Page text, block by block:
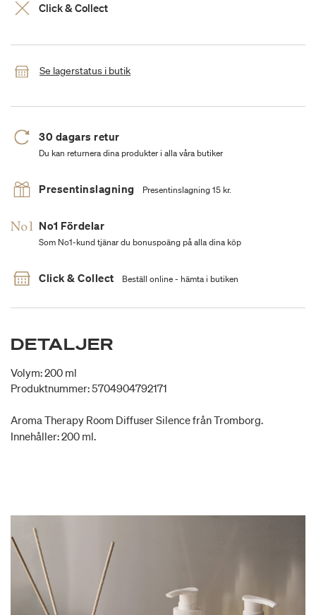
Click & Collect
Se lagerstatus i butik
30 dagars retur
Du kan returnera dina produkter i alla våra butiker
Presentinslagning Presentinslagning 15 kr.
No1 Fördelar
Som No1-kund tjänar du bonuspoäng på alla dina köp
Click & Collect Beställ online - hämta i butiken
DETALJER
Volym: 200 ml
Produktnummer: 5704904792171
Aroma Therapy Room Diffuser Silence från Tromborg.
Innehåller: 200 ml.